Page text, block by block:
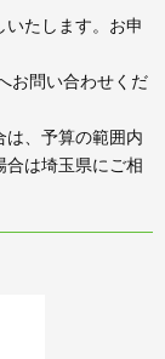
いたします。お申
お問い合わせくだ
は、予算の範囲内
合は埼玉県にご相